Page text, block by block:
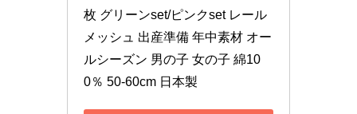
枚 グリーンset/ピンクset レール
メッシュ 出産準備 年中素材 オー
ルシーズン 男の子 女の子 綿10
0％ 50-60cm 日本製